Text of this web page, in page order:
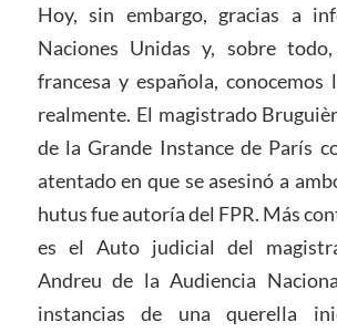
Hoy, sin embargo, gracias a
Naciones Unidas y, sobre
francesa y española,
realmente. El magistrado
de la Grande Instance de París
atentado en que se asesinó a
hutus fue autoría del FPR. Más
es el Auto judicial del
Andreu de la Audiencia
instancias de una querella